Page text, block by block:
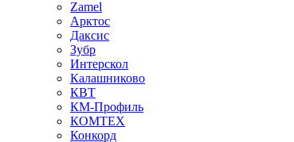
Zamel
Арктос
Даксис
Зубр
Интерскол
Калашниково
КВТ
КМ-Профиль
КОМТЕХ
Конкорд